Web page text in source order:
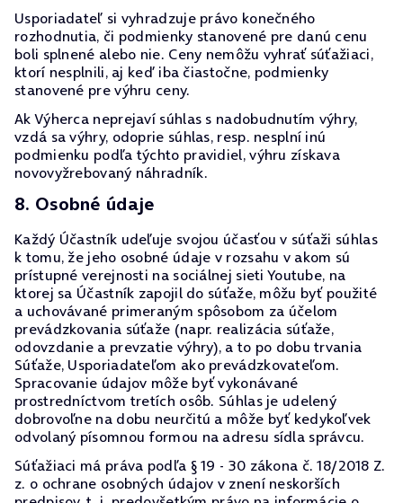
Usporiadateľ si vyhradzuje právo konečného
rozhodnutia, či podmienky stanovené pre danú cenu
boli splnené alebo nie. Ceny nemôžu vyhrať súťažiaci,
ktorí nesplnili, aj keď iba čiastočne, podmienky
stanovené pre výhru ceny.
Ak Výherca neprejaví súhlas s nadobudnutím výhry,
vzdá sa výhry, odoprie súhlas, resp. nesplní inú
podmienku podľa týchto pravidiel, výhru získava
novovyžrebovaný náhradník.
8. Osobné údaje
Každý Účastník udeľuje svojou účasťou v súťaži súhlas
k tomu, že jeho osobné údaje v rozsahu v akom sú
prístupné verejnosti na sociálnej sieti Youtube, na
ktorej sa Účastník zapojil do súťaže, môžu byť použité
a uchovávané primeraným spôsobom za účelom
prevádzkovania súťaže (napr. realizácia súťaže,
odovzdanie a prevzatie výhry), a to po dobu trvania
Súťaže, Usporiadateľom ako prevádzkovateľom.
Spracovanie údajov môže byť vykonávané
prostredníctvom tretích osôb. Súhlas je udelený
dobrovoľne na dobu neurčitú a môže byť kedykoľvek
odvolaný písomnou formou na adresu sídla správcu.
Súťažiaci má práva podľa § 19 - 30 zákona č. 18/2018 Z.
z. o ochrane osobných údajov v znení neskorších